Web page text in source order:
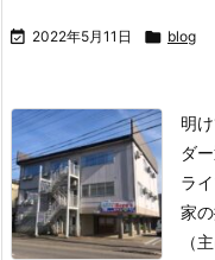
 2022年5月11日  blog
明
ダ
ラ
家
（